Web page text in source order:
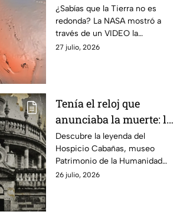
no es una esfera
perfecta? Esta es su
verdadera forma
¿Sabías que la Tierra no es
redonda? La NASA mostró a
través de un VIDEO la
verdadera forma del planeta
27 julio, 2026
Tenía el reloj que
anunciaba la muerte: la
leyenda que esconde el
museo patrimonio de la
humanidad en México
Descubre la leyenda del
Hospicio Cabañas, museo
Patrimonio de la Humanidad
en Jalisco, donde un antiguo
26 julio, 2026